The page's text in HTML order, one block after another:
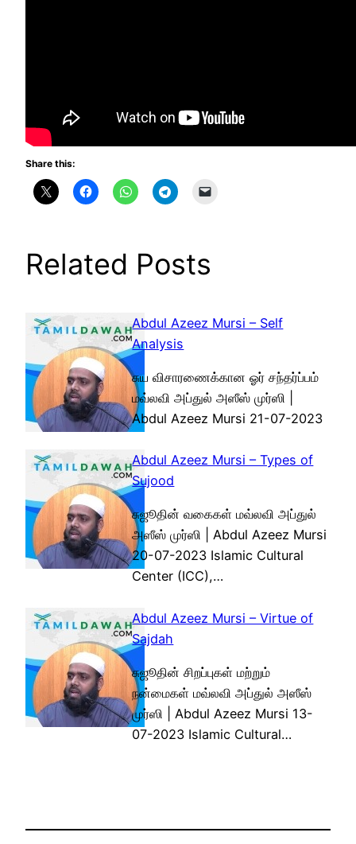
Share this:
Related Posts
Abdul Azeez Mursi – Self
Analysis
சுய விசாரணைக்கான ஓர் சந்தர்ப்பம்
மவ்லவி அப்துல் அஸீஸ் முர்ஸி |
Abdul Azeez Mursi 21-07-2023
Abdul Azeez Mursi – Types of
Sujood
சுஜூதின் வகைகள் மவ்லவி அப்துல்
அஸீஸ் முர்ஸி | Abdul Azeez Mursi
20-07-2023 Islamic Cultural
Center (ICC),…
Abdul Azeez Mursi – Virtue of
Sajdah
சுஜூதின் சிறப்புகள் மற்றும்
நன்மைகள் மவ்லவி அப்துல் அஸீஸ்
முர்ஸி | Abdul Azeez Mursi 13-
07-2023 Islamic Cultural…